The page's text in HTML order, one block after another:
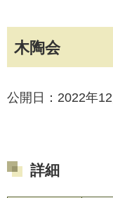
木陶会
公開日：2022年
詳細